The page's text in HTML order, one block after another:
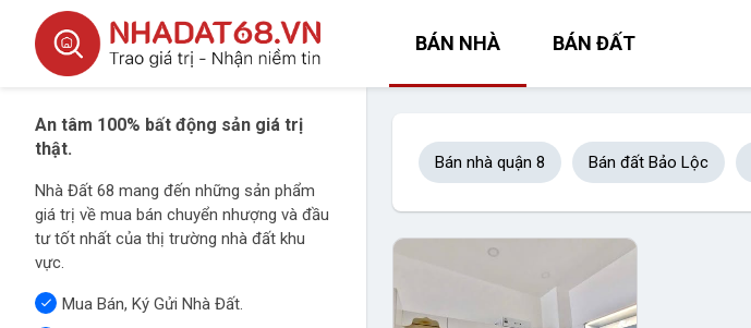
BÁN NHÀ BÁN ĐẤT
An tâm 100% bất động sản giá trị
thật.
Nhà Đất 68 mang đến những sản phẩm
giá trị về mua bán chuyển nhượng và đầu
tư tốt nhất của thị trường nhà đất khu
vực.
Mua Bán, Ký Gửi Nhà Đất.
Bán nhà quận 8 Bán đất Bảo Lộc